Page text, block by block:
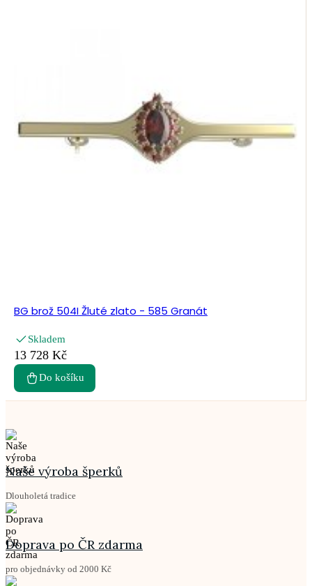
BG brož 504I Žluté zlato - 585 Granát
Skladem
13 728 Kč
Do košíku
Naše výroba šperků
Dlouholetá tradice
Doprava po ČR zdarma
pro objednávky od 2000 Kč